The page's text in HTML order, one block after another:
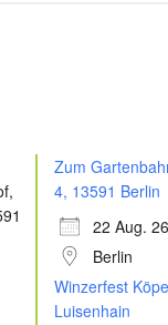
Zum
4, 13591 Berlin
22 Aug. 26
Berlin
Winzerfest
Luisenhain